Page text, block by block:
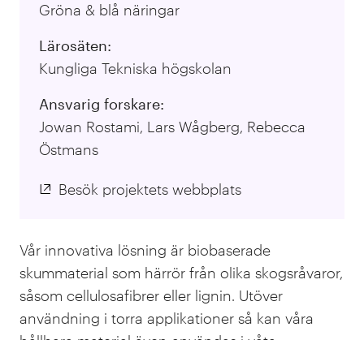
Gröna & blå näringar
Lärosäten:
Kungliga Tekniska högskolan
Ansvarig forskare:
Jowan Rostami, Lars Wågberg, Rebecca
Östmans
Besök projektets webbplats
Vår innovativa lösning är biobaserade
skummaterial som härrör från olika skogsråvaror,
såsom cellulosafibrer eller lignin. Utöver
användning i torra applikationer så kan våra